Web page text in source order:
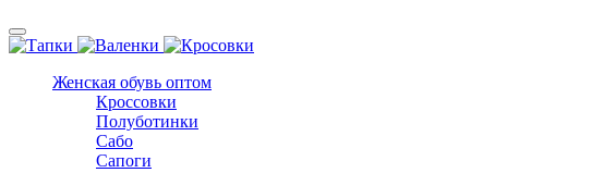
Женская обувь оптом
Кроссовки
Полуботинки
Сабо
Сапоги